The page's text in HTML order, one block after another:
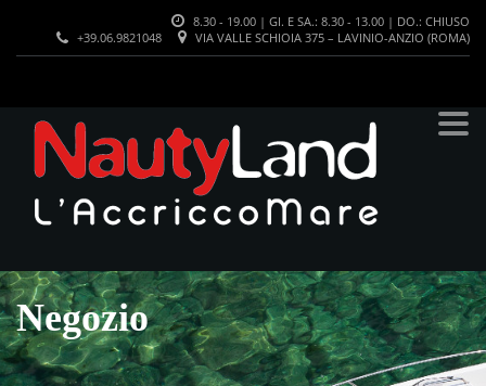
8.30 - 19.00 | GI. E SA.: 8.30 - 13.00 | DO.: CHIUSO
VIA VALLE SCHIOIA 375 – LAVINIO-ANZIO (ROMA)
+39.06.9821048
Negozio